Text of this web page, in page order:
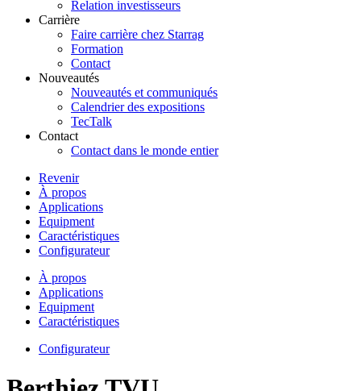
Relation investisseurs
Carrière
Faire carrière chez Starrag
Formation
Contact
Nouveautés
Nouveautés et communiqués
Calendrier des expositions
TecTalk
Contact
Contact dans le monde entier
Revenir
À propos
Applications
Equipment
Caractéristiques
Configurateur
À propos
Applications
Equipment
Caractéristiques
Configurateur